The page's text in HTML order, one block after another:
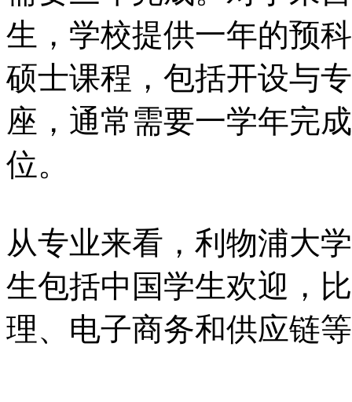
生，学校提供一年的预
硕士课程，包括开设与
座，通常需要一学年完
位。
从专业来看，利物浦大
生包括中国学生欢迎，
理、电子商务和供应链